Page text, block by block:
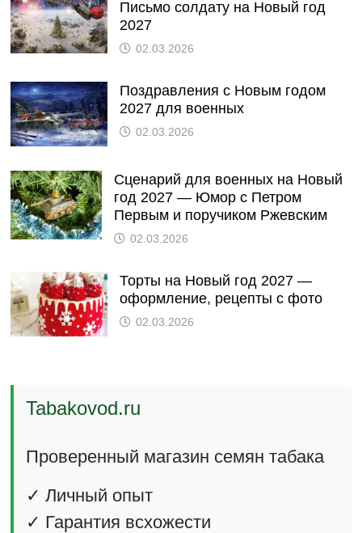
Письмо солдату на Новый год
2027
02.03.2026
Поздравления с Новым годом
2027 для военных
02.03.2026
Сценарий для военных на Новый
год 2027 — Юмор с Петром
Первым и поручиком Ржевским
02.03.2026
Торты на Новый год 2027 —
оформление, рецепты с фото
02.03.2026
Tabakovod.ru
Проверенный магазин семян табака
✓ Личный опыт
✓ Гарантия всхожести